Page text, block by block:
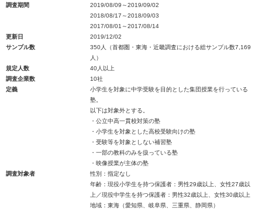
調査期間
2019/08/09～2019/09/02
2018/08/17～2018/09/03
2017/08/01～2017/08/14
更新日
2019/12/02
サンプル数
350人（首都圏・東海・近畿調査における総サンプル数7,169
人）
規定人数
40人以上
調査企業数
10社
定義
小学生を対象に中学受験を目的とした集団授業を行っている
塾。
以下は対象外とする。
・公立中高一貫校対策の塾
・小学生を対象とした高校受験向けの塾
・受験等を対象としない補習塾
・一部の教科のみを扱っている塾
・映像授業が主体の塾
調査対象者
性別：指定なし
年齢：現役小学生を持つ保護者：男性29歳以上、女性27歳以
上／現役中学生を持つ保護者：男性32歳以上、女性30歳以上
地域：東海（愛知県、岐阜県、三重県、静岡県）